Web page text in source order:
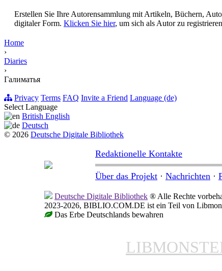
Erstellen Sie Ihre Autorensammlung mit Artikeln, Büchern,
digitaler Form. Klicken Sie hier, um sich als Autor zu
Home
›
Diaries
›
Галиматья
Privacy Terms FAQ Invite a Friend Language (de)
Select Language
British English
Deutsch
© 2026 Deutsche Digitale Bibliothek
Redaktionelle Kontakte
Über das Projekt · Nachrichten ·
Deutsche Digitale Bibliothek ® Alle Rechte
2023-2026, BIBLIO.COM.DE ist ein Teil von
Das Erbe Deutschlands bewahren